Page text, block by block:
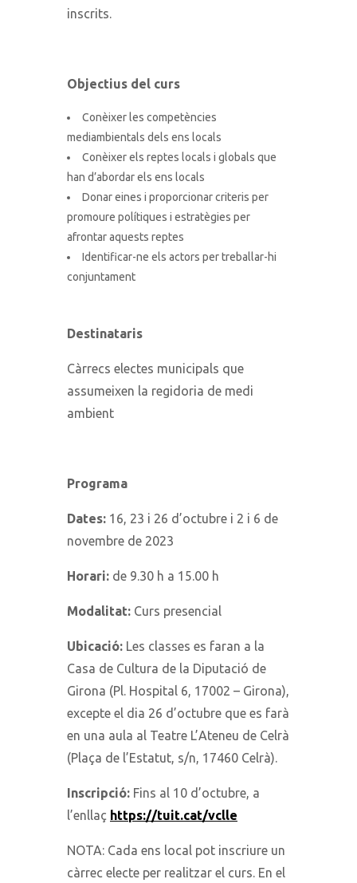
inscrits.
Objectius del curs
Conèixer les competències
mediambientals dels ens locals
Conèixer els reptes locals i globals que
han d’abordar els ens locals
Donar eines i proporcionar criteris per
promoure polítiques i estratègies per
afrontar aquests reptes
Identificar-ne els actors per treballar-hi
conjuntament
Destinataris
Càrrecs electes municipals que
assumeixen la regidoria de medi
ambient
Programa
Dates: 16, 23 i 26 d’octubre i 2 i 6 de
novembre de 2023
Horari: de 9.30 h a 15.00 h
Modalitat: Curs presencial
Ubicació: Les classes es faran a la
Casa de Cultura de la Diputació de
Girona (Pl. Hospital 6, 17002 – Girona),
excepte el dia 26 d’octubre que es farà
en una aula al Teatre L’Ateneu de Celrà
(Plaça de l’Estatut, s/n, 17460 Celrà).
Inscripció: Fins al 10 d’octubre, a
l’enllaç https://tuit.cat/vclle
NOTA: Cada ens local pot inscriure un
càrrec electe per realitzar el curs. En el